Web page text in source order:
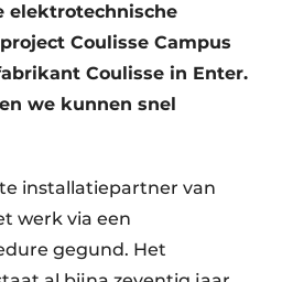
elektrotechnische
Coulisse Campus
Coulisse in Enter.
we kunnen snel
installatiepartner van
werk via een
gegund. Het